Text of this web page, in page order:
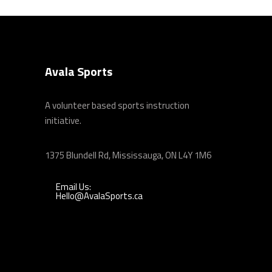
Avala Sports
A volunteer based sports instruction
initiative.
1375 Blundell Rd, Mississauga, ON L4Y 1M6
Email Us:
Hello@AvalaSports.ca